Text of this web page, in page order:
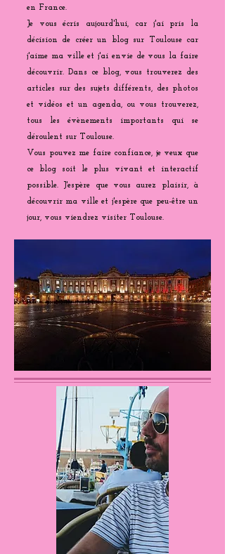
en France.
Je vous écris aujourd'hui, car j'ai pris la
décision de créer un blog sur Toulouse car
j'aime ma ville et j'ai envie de vous la faire
découvrir. Dans ce blog, vous trouverez des
articles sur des sujets différents, des photos
et vidéos et un agenda, ou vous trouverez,
tous les évènements importants qui se
déroulent sur Toulouse.
Vous pouvez me faire confiance, je veux que
ce blog soit le plus vivant et interactif
possible. J'espère que vous aurez plaisir, à
découvrir ma ville et j'espère que peu-être un
jour, vous viendrez visiter Toulouse.